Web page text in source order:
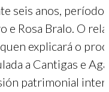
seis anos,
e Rosa Bralo. O
explicará o
a Cantigas e
patrimonial